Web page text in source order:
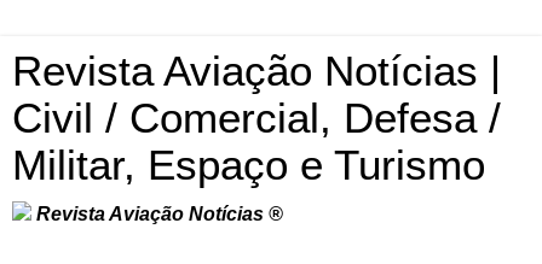
Revista Aviação Notícias |
Civil / Comercial, Defesa /
Militar, Espaço e Turismo
Revista Aviação Notícias ®